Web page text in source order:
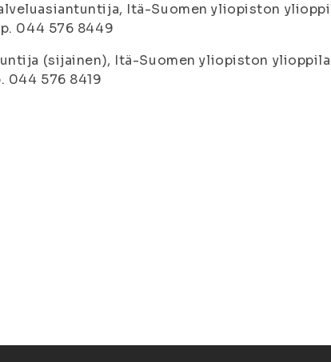
Itä-Suomen yliopiston
044 576 8449
(sijainen), Itä-Suomen yliopiston
044 576 8419